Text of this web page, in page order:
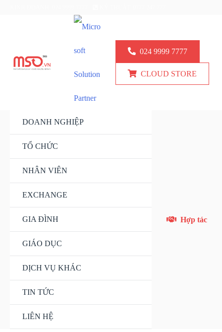
024 9999 7777
CLOUD STORE
DOANH NGHIỆP
TỔ CHỨC
NHÂN VIÊN
EXCHANGE
GIA ĐÌNH
GIÁO DỤC
DỊCH VỤ KHÁC
TIN TỨC
LIÊN HỆ
Hợp tác